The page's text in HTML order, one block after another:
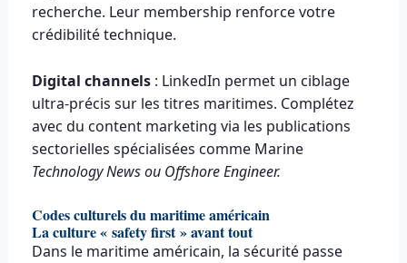
recherche. Leur membership renforce votre
crédibilité technique.
Digital channels: LinkedIn permet un ciblage
ultra-précis sur les titres maritimes. Complétez
avec du content marketing via les publications
sectorielles spécialisées comme Marine
Technology News ou Offshore Engineer.
Codes culturels du maritime américain
La culture « safety first » avant tout
Dans le maritime américain, la sécurité passe